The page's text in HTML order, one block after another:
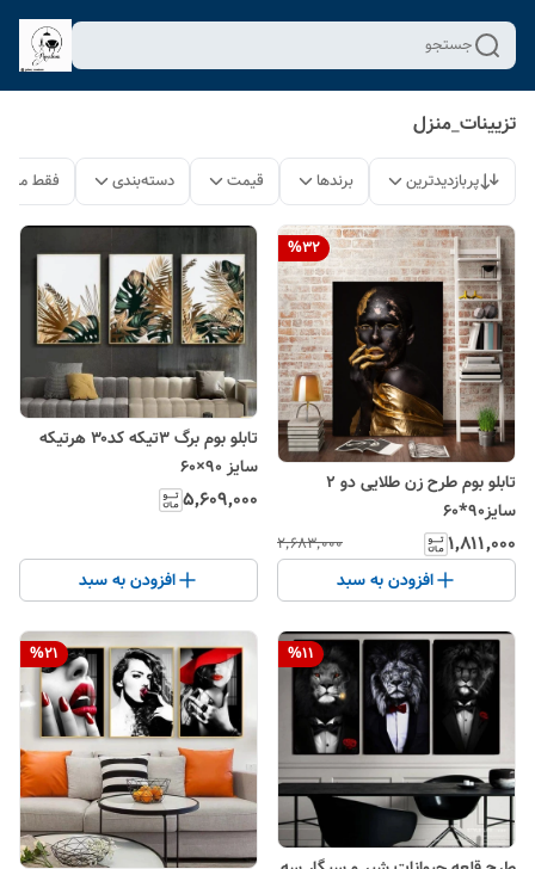
جستجو
تزیینات_منزل
پربازدیدترین برندها قیمت دسته‌بندی فقط
%32
تابلو بوم طرح زن طلایی دو 2
سایز90*60
۱٬۸۱۱٬۰۰۰ ۲٬۶۸۳٬۰۰۰
افزودن به سبد
تابلو بوم برگ ۳تیکه کد۳۰ هرتیکه
سایز ۹۰×۶۰
۵٬۶۰۹٬۰۰۰
افزودن به سبد
%11
%21